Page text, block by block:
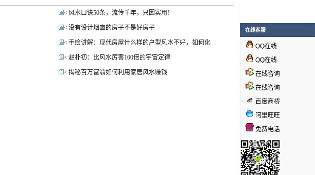
< 风水口诀50条，流传千年，只因实用！
<没有设计烟囱的房子不是好房子
<手绘讲解：现代房屋什么样的户型风水不好，如何化
<赵朴初：比风水厉害100倍的宇宙定律
<揭秘百万富翁如何利用家居风水赚钱
在线客服
QQ在线
QQ在线
在线咨询
在线咨询
百度商桥
阿里旺旺
免费电话